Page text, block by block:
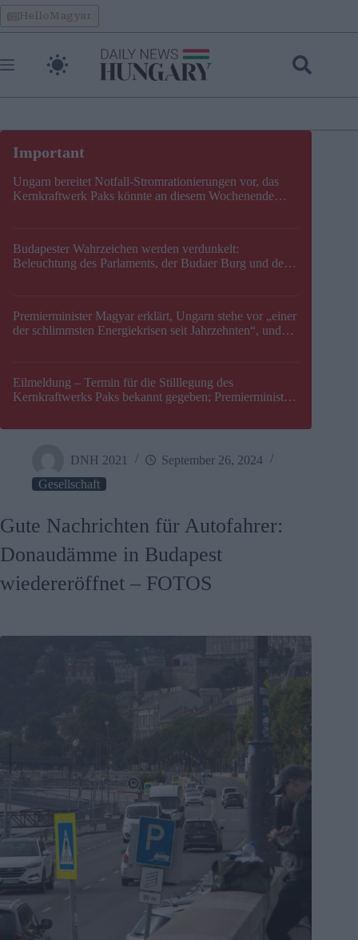
Skip
to
content
HelloMagyar
Ungarn bereitet Notfall-Stromrationierungen vor, das
Kernkraftwerk Paks könnte an diesem Wochenende
Budapester Wahrzeichen werden verdunkelt:
Beleuchtung des Parlaments, der Budaer Burg und der
Premierminister Magyar erklärt, Ungarn stehe vor „einer
der schlimmsten Energiekrisen seit Jahrzehnten“, und
Eilmeldung – Termin für die Stilllegung des
Kernkraftwerks Paks bekannt gegeben; Premierminister
DNH 2021
September 26, 2024
Gesellschaft
Gute Nachrichten für Autofahrer:
Donaudämme in Budapest
wiedereröffnet – FOTOS